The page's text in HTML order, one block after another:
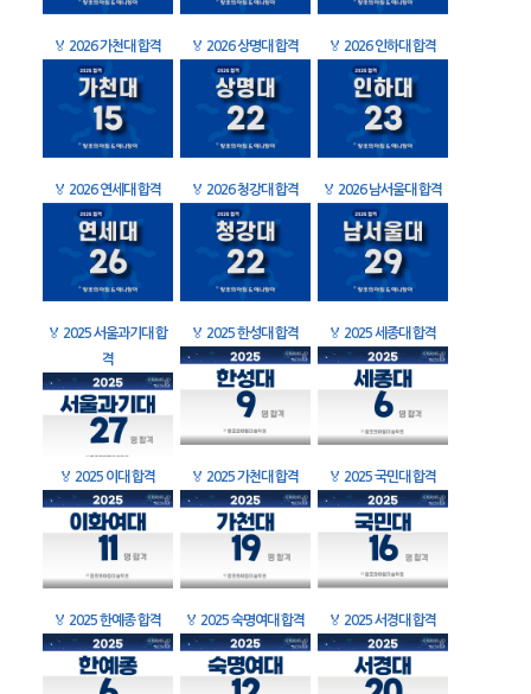
🏅 2026 가천대 합격 🏅 2026 상명대 합격 🏅 2026 인하대 합격
🏅 2026 연세대 합격 🏅 2026 청강대 합격 🏅 2026 남서울대 합격
🏅 2025 서울과기대 합
격
🏅 2025 한성대 합격 🏅 2025 세종대 합격
🏅 2025 이대 합격 🏅 2025 가천대 합격 🏅 2025 국민대 합격
🏅 2025 한예종 합격 🏅 2025 숙명여대 합격 🏅 2025 서경대 합격